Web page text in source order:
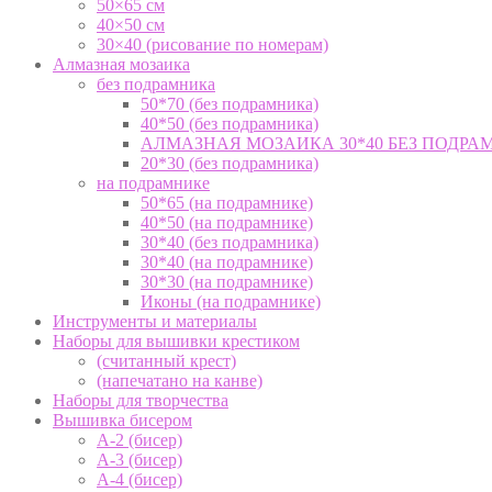
50×65 см
40×50 см
30×40 (рисование по номерам)
Алмазная мозаика
без подрамника
50*70 (без подрамника)
40*50 (без подрамника)
АЛМАЗНАЯ МОЗАИКА 30*40 БЕЗ
20*30 (без подрамника)
на подрамнике
50*65 (на подрамнике)
40*50 (на подрамнике)
30*40 (без подрамника)
30*40 (на подрамнике)
30*30 (на подрамнике)
Иконы (на подрамнике)
Инструменты и материалы
Наборы для вышивки крестиком
(считанный крест)
(напечатано на канве)
Наборы для творчества
Вышивка бисером
А-2 (бисер)
А-3 (бисер)
А-4 (бисер)